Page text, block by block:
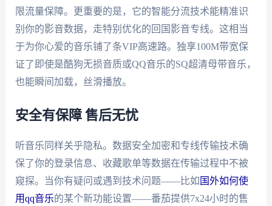
限流量保障。更重要的是，它的智能分流技术能精准识
别你的影音数据，走特别优化的回国影音专线。这相当
于为你心爱的音乐铺了条VIP高速路。独享100M带宽保
证了即使是酷狗无损音质或QQ音乐的SQ超清母带音乐，
也能瞬间加载，丝滑播放。
安全有保障 售后无忧
听音乐同样关乎隐私。数据安全加密和专线传输技术确
保了你的登录信息、收藏歌单等数据在传输过程中不被
窥探。当你有疑问或遇到技术问题——比如 国外如何使
用qq音乐的某个新功能设置——番茄提供7x24小时的售